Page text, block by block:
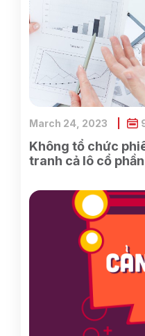
Không tổ chức
tranh cả lô cổ
SCIC sở hữu
March 24, 2023